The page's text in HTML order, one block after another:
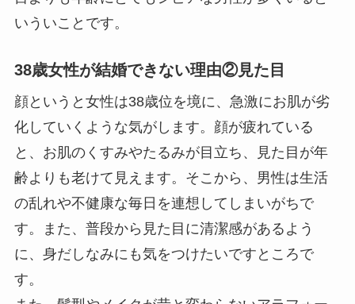
いういことです。
38歳女性が結婚できない理由②見た目
顔というと女性は38歳位を境に、急激にお肌が劣
化していくような気がします。顔が疲れている
と、お肌のくすみやたるみが目立ち、見た目が年
齢よりも老けて見えます。そこから、男性は生活
の乱れや不健康な毎日を連想してしまいがちで
す。また、普段から見た目に清潔感があるよう
に、身だしなみにも気をつけたいですところで
す。